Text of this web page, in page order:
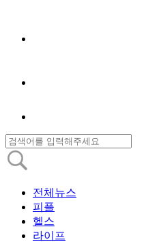
전체뉴스
피플
헬스
라이프